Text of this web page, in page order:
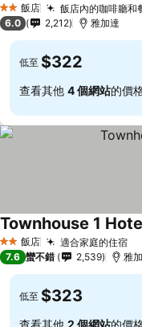
2 星級飯店 飯店內的咖啡廳和
6.0 2,212 雅加達
低至 $322
查看其他 4 個網站的價
2 星級飯店 適合家庭的住宿
Townhouse 1
7.6 蠻不錯 2,539 雅
低至 $323
查看其他 2 個網站的價